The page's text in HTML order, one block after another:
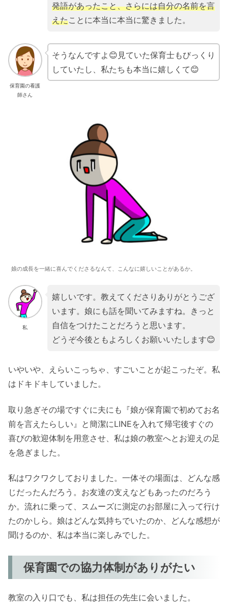
発語があったこと、さらには自分の名前を言
えたことに本当に本当に驚きました。
保育園の看護
師さん
そうなんですよ😊見ていた保育士もびっくり
していたし、私たちも本当に嬉しくて😊
娘の成長を一緒に喜んでくださるなんて、こんなに嬉しいことがあるか。
私
嬉しいです。教えてくださりありがとうござ
います。娘にも話を聞いてみますね。きっと
自信をつけたことだろうと思います。
どうぞ今後ともよろしくお願いいたします😊
いやいや、えらいこっちゃ、すごいことが起こったぞ。私
はドキドキしていました。
取り急ぎその場ですぐに夫にも『娘が保育園で初めてお名
前を言えたらしい』と簡潔にLINEを入れて帰宅後すぐの
喜びの歓迎体制を用意させ、私は娘の教室へとお迎えの足
を急ぎました。
私はワクワクしておりました。一体その場面は、どんな感
じだったんだろう。お友達の支えなどもあったのだろう
か。流れに乗って、スムーズに測定のお部屋に入って行け
たのかしら。娘はどんな気持ちでいたのか、どんな感想が
聞けるのか、私は本当に楽しみでした。
保育園での協力体制がありがたい
教室の入り口でも、私は担任の先生に会いました。